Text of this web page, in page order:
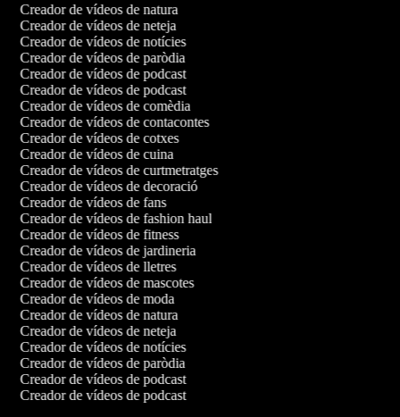
Creador de vídeos de natura
Creador de vídeos de neteja
Creador de vídeos de notícies
Creador de vídeos de paròdia
Creador de vídeos de podcast
Creador de vídeos de podcast
Creador de vídeos de comèdia
Creador de vídeos de contacontes
Creador de vídeos de cotxes
Creador de vídeos de cuina
Creador de vídeos de curtmetratges
Creador de vídeos de decoració
Creador de vídeos de fans
Creador de vídeos de fashion haul
Creador de vídeos de fitness
Creador de vídeos de jardineria
Creador de vídeos de lletres
Creador de vídeos de mascotes
Creador de vídeos de moda
Creador de vídeos de natura
Creador de vídeos de neteja
Creador de vídeos de notícies
Creador de vídeos de paròdia
Creador de vídeos de podcast
Creador de vídeos de podcast